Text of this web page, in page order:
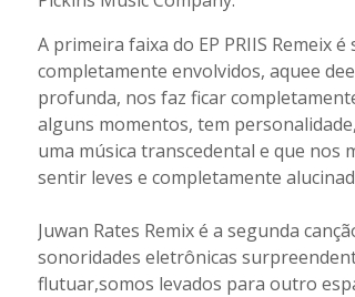
A primeira faixa do EP PRIIS Remeix
completamente envolvidos, aquee
profunda, nos faz ficar
alguns momentos, tem
uma música transcedental e que nos
sentir leves e completamente
Juwan Rates Remix é a segunda
sonoridades eletrônicas
flutuar,somos levados para outro